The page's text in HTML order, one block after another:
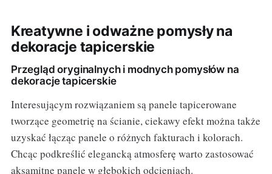
Kreatywne i odważne pomysły na
dekoracje tapicerskie
Przegląd oryginalnych i modnych pomysłów na
dekoracje tapicerskie
Interesującym rozwiązaniem są panele tapicerowane
tworzące geometrię na ścianie, ciekawy efekt można także
uzyskać łącząc panele o różnych fakturach i kolorach.
Chcąc podkreślić elegancką atmosferę warto zastosować
aksamitne panele w głębokich odcieniach.